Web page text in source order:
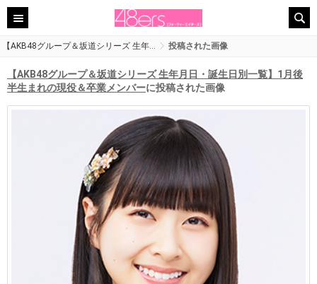
【AKB48グループ＆坂道シリーズ 生年… 投稿された画像
【AKB48グループ＆坂道シリーズ 生年月日・誕生日別一覧】1月後
半生まれの現役＆卒業メンバーに投稿された画像